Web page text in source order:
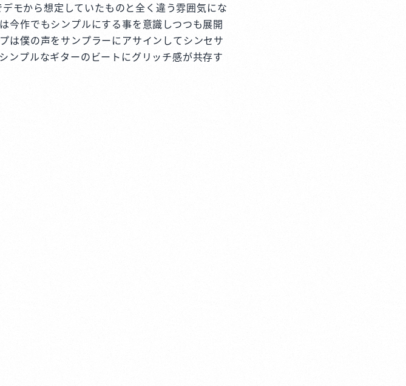
モから想定していたものと全く違う雰囲気にな
今作でもシンプルにする事を意識しつつも展開
は僕の声をサンプラーにアサインしてシンセサ
ンプルなギターのビートにグリッチ感が共存す